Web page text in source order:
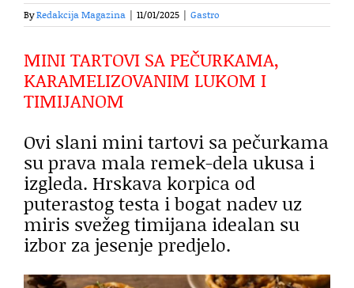
ByRedakcija Magazina 11/01/2025 Gastro
MINI TARTOVI SA PEČURKAMA,
KARAMELIZOVANIM LUKOM I
TIMIJANOM
Ovi slani mini tartovi sa pečurkama
su prava mala remek-dela ukusa i
izgleda. Hrskava korpica od
puterastog testa i bogat nadev uz
miris svežeg timijana idealan su
izbor za jesenje predjelo.